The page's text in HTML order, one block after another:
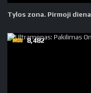
Tylos zona. Pirmoji diena
8,482